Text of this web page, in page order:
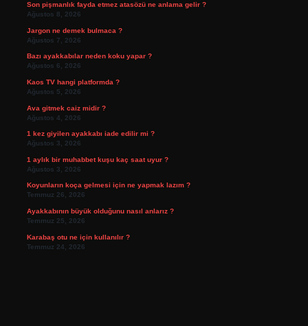
Son pişmanlık fayda etmez atasözü ne anlama gelir ?
Ağustos 8, 2026
Jargon ne demek bulmaca ?
Ağustos 7, 2026
Bazı ayakkabılar neden koku yapar ?
Ağustos 6, 2026
Kaos TV hangi platformda ?
Ağustos 5, 2026
Ava gitmek caiz midir ?
Ağustos 4, 2026
1 kez giyilen ayakkabı iade edilir mi ?
Ağustos 3, 2026
1 aylık bir muhabbet kuşu kaç saat uyur ?
Ağustos 3, 2026
Koyunların koça gelmesi için ne yapmak lazım ?
Temmuz 26, 2026
Ayakkabının büyük olduğunu nasıl anlarız ?
Temmuz 25, 2026
Karabaş otu ne için kullanılır ?
Temmuz 24, 2026